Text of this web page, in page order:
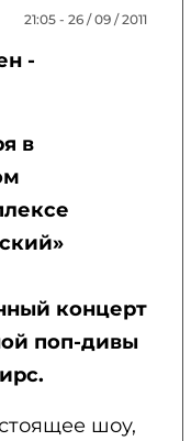
21:05 - 26 / 09 / 2011
-
в
концерт
поп-дивы
шоу,